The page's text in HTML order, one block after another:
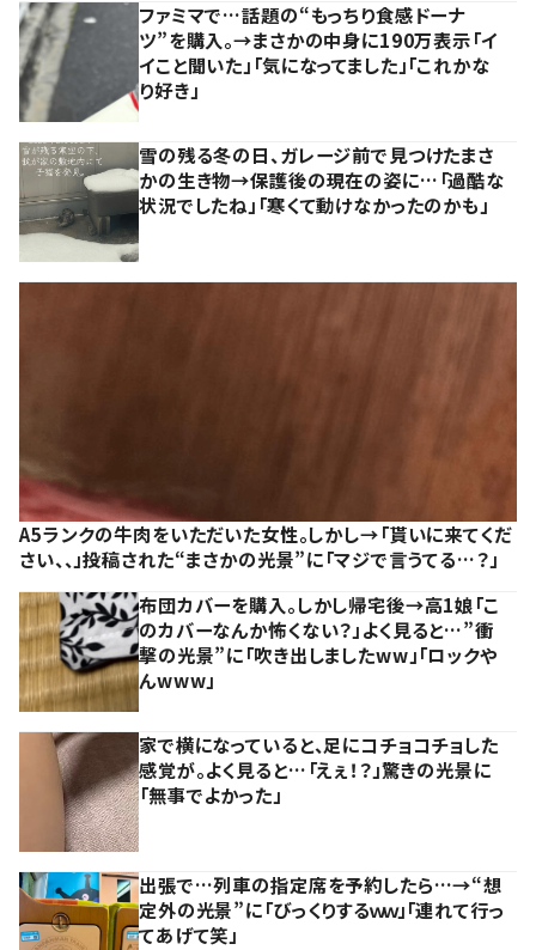
ファミマで…話題の“もっちり食感ドーナ
ツ”を購入。→まさかの中身に190万表示「イ
イこと聞いた」「気になってました」「これかな
り好き」
雪の残る冬の日、ガレージ前で見つけたまさ
かの生き物→保護後の現在の姿に…「過酷な
状況でしたね」「寒くて動けなかったのかも」
A5ランクの牛肉をいただいた女性。しかし→「貰いに来てくだ
さい、、」投稿された“まさかの光景”に「マジで言うてる…？」
布団カバーを購入。しかし帰宅後→高1娘「こ
のカバーなんか怖くない？」よく見ると…”衝
撃の光景”に「吹き出しましたww」「ロックや
んwww」
家で横になっていると、足にコチョコチョした
感覚が。よく見ると…「えぇ！？」驚きの光景に
「無事でよかった」
出張で…列車の指定席を予約したら…→“想
定外の光景”に「びっくりするｗｗ」「連れて行っ
てあげて笑」